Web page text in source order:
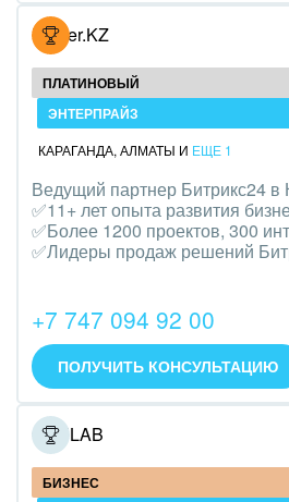
Выставки, семинары,
Горнодобывающая отрасль
Досуг, туризм и отдых
комплексов
Инвестиционный бизнес
IT, Интернет
Консалтинговые и
Культурные события, спорт,
Логистика
Hoster.KZ
ПЛАТИНОВЫЙ
ЭНТЕРПРАЙЗ
КАРАГАНДА, АЛМАТЫ И ЕЩЕ 1
Ведущий партнер Битрикс24 в
✅11+ лет опыта развития
✅Более 1200 проектов, 300
✅Лидеры продаж решений
+7 747 094 92 00
ПОЛУЧИТЬ КОНСУЛЬТАЦИЮ
ONELAB
БИЗНЕС